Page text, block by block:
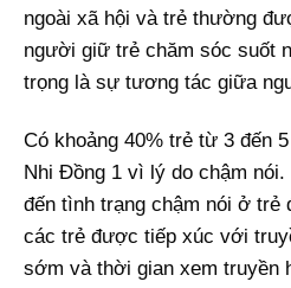
ngoài xã hội và trẻ thường
người giữ trẻ chăm sóc suốt
trọng là sự tương tác giữa
Có khoảng 40% trẻ từ 3 đến
Nhi Đồng 1 vì lý do chậm nói.
đến tình trạng chậm nói ở trẻ
các trẻ được tiếp xúc với
sớm và thời gian xem truyền